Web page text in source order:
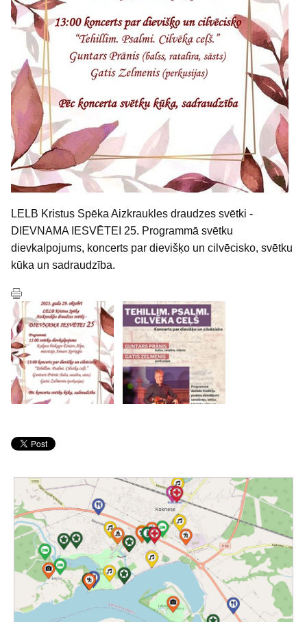
LELB Kristus Spēka Aizkraukles draudzes svētki -
DIEVNAMA IESVĒTEI 25. Programmā svētku
dievkalpojums, koncerts par dievišķo un cilvēcisko, svētku
kūka un sadraudzība.